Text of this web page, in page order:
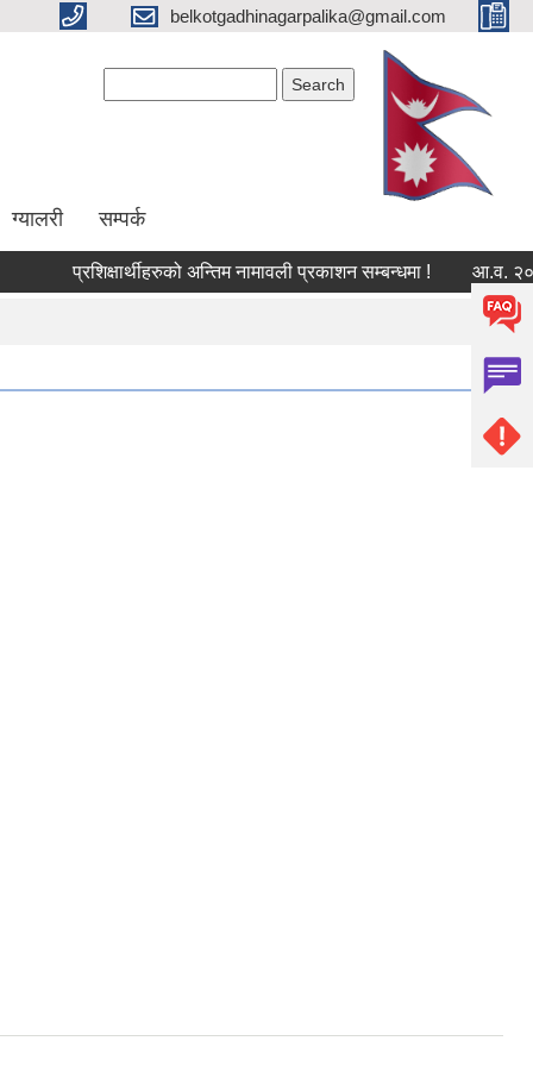
belkotgadhinagarpalika@gmail.com
ग्यालरी सम्पर्क
प्रशिक्षार्थीहरुको अन्तिम नामावली प्रकाशन सम्बन्धमा ! आ.व. २०८३/८४